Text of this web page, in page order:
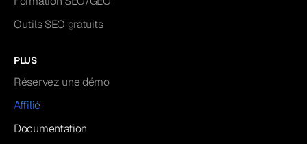
Outils SEO gratuits
PLUS
Réservez une démo
Affilié
Documentation